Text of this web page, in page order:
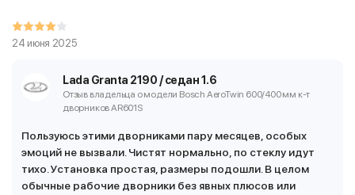
24 июня 2025
Lada Granta 2190 / седан 1.6
Отзыв владельца о модели Bosch AeroTwin 600/400 мм к-т
дворников AR601S
Пользуюсь этими дворниками пару месяцев, особых
эмоций не вызвали. Чистят нормально, по стеклу идут
тихо. Установка простая, размеры подошли. В целом
обычные рабочие дворники без явных плюсов или